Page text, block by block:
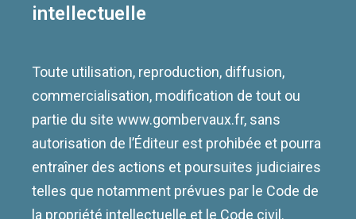
intellectuelle
Toute utilisation, reproduction, diffusion,
commercialisation, modification de tout ou
partie du site www.gombervaux.fr, sans
autorisation de l’Éditeur est prohibée et pourra
entraîner des actions et poursuites judiciaires
telles que notamment prévues par le Code de
la propriété intellectuelle et le Code civil.